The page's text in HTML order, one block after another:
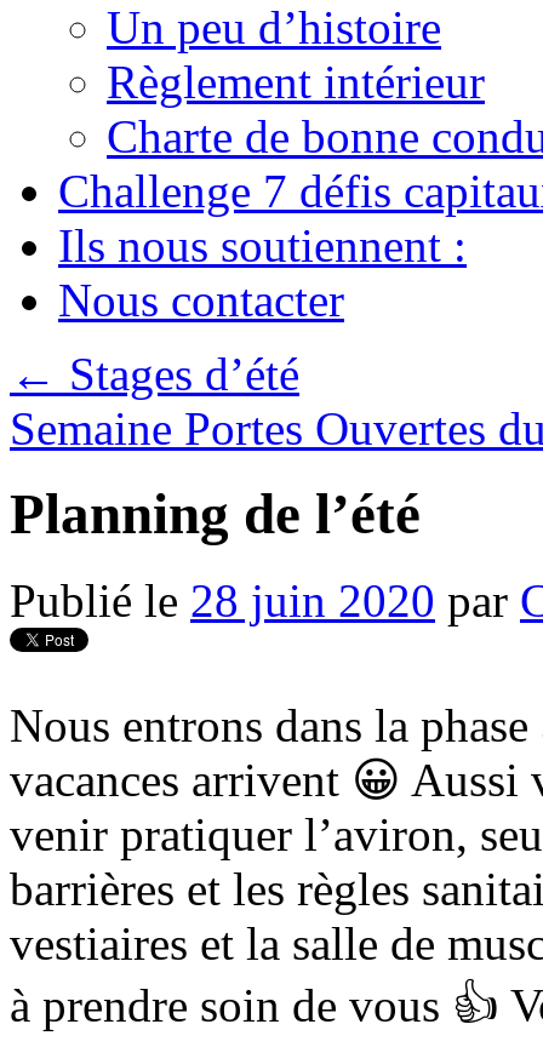
Un peu d’histoire
Règlement intérieur
Charte de bonne
Challenge 7 défis
Ils nous soutiennent :
Nous contacter
← Stages d’été
Semaine Portes Ouvertes
Planning de l’été
Publié le 28 juin 2020 par
Nous entrons dans la
vacances arrivent 😀
venir pratiquer l’aviron,
barrières et les règles
vestiaires et la salle de
à prendre soin de vous 👍